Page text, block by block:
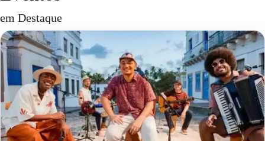
em Destaque